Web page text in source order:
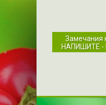
Замечания
НАПИШИТЕ